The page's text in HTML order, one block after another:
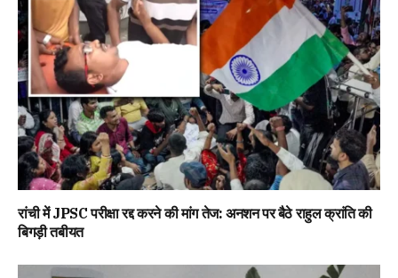
रांची में JPSC परीक्षा रद्द करने की मांग तेज: अनशन पर बैठे राहुल क्रांति की
बिगड़ी तबीयत